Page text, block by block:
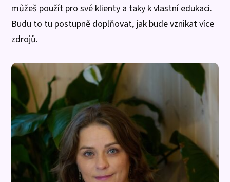
můžeš použít pro své klienty a taky k vlastní edukaci.
Budu to tu postupně doplňovat, jak bude vznikat více
zdrojů.